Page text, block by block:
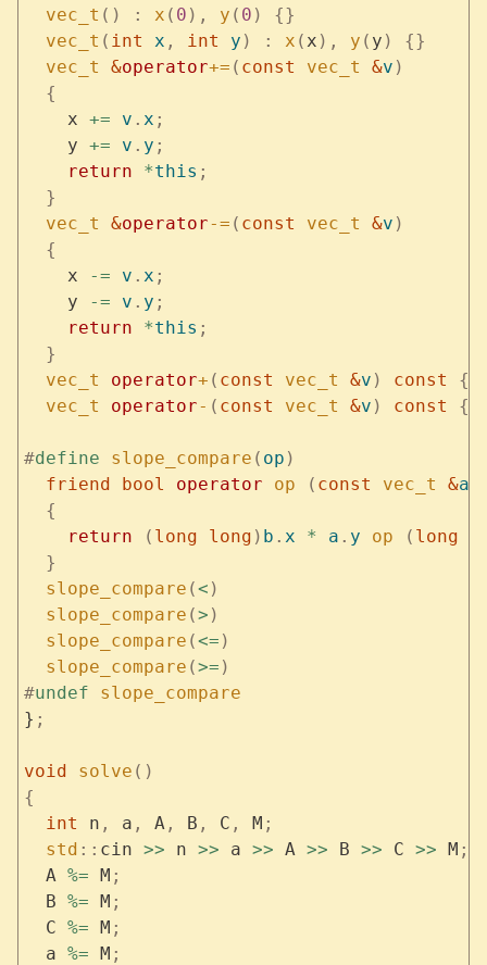
  vec_t
() : x ( 0 ), y ( 0 )
{}
  vec_t
( int x , int y ) : x ( x ), y ( y )
{}
  vec_t
&operator+= ( const vec_t &v )
  {
    x
+= v . x ;
    y
+= v . y ;
    return
*this ;
  }
  vec_t
&operator-= ( const vec_t &v )
  {
    x
-= v . x ;
    y
-= v . y ;
    return
*this ;
  }
  vec_t
operator+ ( const vec_t &v ) const {
  vec_t
operator- ( const vec_t &v ) const {
#define slope_compare ( op )
  friend bool
operator op ( const vec_t &a
  {
    return
( long long ) b . x * a . y op ( long
  }
  slope_compare
(< )
  slope_compare
(> )
  slope_compare
(<= )
  slope_compare
(>= )
#undef slope_compare
} ;
void solve ()
{
  int
n , a , A , B , C , M ;
  std
:: cin >> n >> a >> A >> B >> C >> M ;
  A
%= M ;
  B
%= M ;
  C
%= M ;
  a
%= M ;